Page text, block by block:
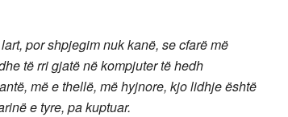
por shpjegim nuk kanë, se cfarë më
të rri gjatë në kompjuter të hedh
më e thellë, më hyjnore, kjo lidhje është
e tyre, pa kuptuar.